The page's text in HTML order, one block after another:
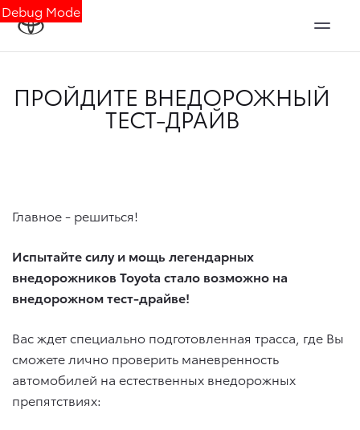
Debug Mode
ПРОЙДИТЕ ВНЕДОРОЖНЫЙ
ТЕСТ-ДРАЙВ
Главное - решиться!
Испытайте силу и мощь легендарных
внедорожников Toyota стало возможно на
внедорожном тест-драйве!
Вас ждет специально подготовленная трасса, где Вы
сможете лично проверить маневренность
автомобилей на естественных внедорожных
препятствиях: